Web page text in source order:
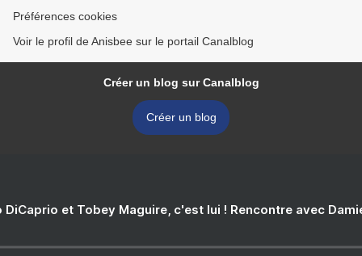
Préférences cookies
Voir le profil de Anisbee sur le portail Canalblog
Créer un blog sur Canalblog
Créer un blog
DiCaprio et Tobey Maguire, c'est lui ! Rencontre avec